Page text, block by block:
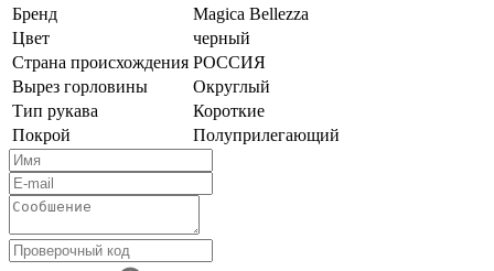
Бренд
Magica Bellezza
Цвет
черный
Страна происхождения РОССИЯ
Вырез горловины
Округлый
Тип рукава
Короткие
Покрой
Полуприлегающий